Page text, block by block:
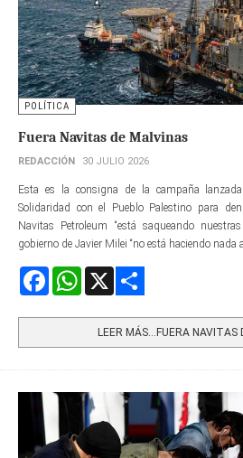
POLÍTICA
Fuera Navitas de Malvinas
REDACCIÓN 30 JULIO 2026
Esta es la consigna de la campaña
Solidaridad con el Pueblo Palestino para
Navitas Petroleum “está saqueando
gobierno de Javier Milei “no está haciendo nada
FacebookWhatsApp
LEER MÁS…FUERA NAVITAS